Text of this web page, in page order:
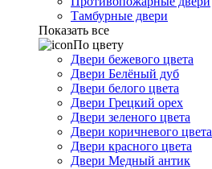
Тамбурные двери
Показать все
По цвету
Двери бежевого цвета
Двери Белёный дуб
Двери белого цвета
Двери Грецкий орех
Двери зеленого цвета
Двери коричневого цвета
Двери красного цвета
Двери Медный антик